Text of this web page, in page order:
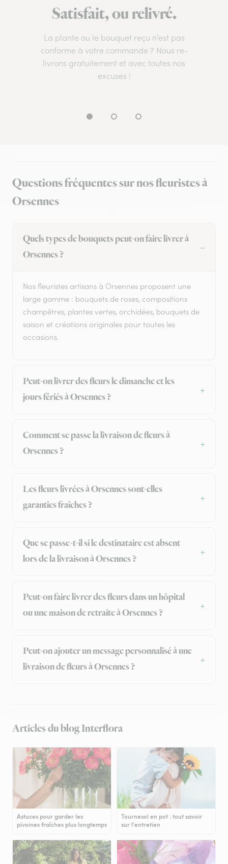
Satisfait, ou relivré.
La plante ou le bouquet reçu n’est pas
conforme à votre commande ? Nous re-
livrons gratuitement et avec toutes nos
excuses !
Questions fréquentes sur nos fleuristes à
Orsennes
Quels types de bouquets peut-on faire livrer à
Orsennes ?
Nos fleuristes artisans à Orsennes proposent une
large gamme : bouquets de roses, compositions
champêtres, plantes vertes, orchidées, bouquets de
saison et créations originales pour toutes les
occasions.
Peut-on livrer des fleurs le dimanche et les
jours fériés à Orsennes ?
Comment se passe la livraison de fleurs à
Orsennes ?
Les fleurs livrées à Orsennes sont-elles
garanties fraîches ?
Que se passe-t-il si le destinataire est absent
lors de la livraison à Orsennes ?
Peut-on faire livrer des fleurs dans un hôpital
ou une maison de retraite à Orsennes ?
Peut-on ajouter un message personnalisé à une
livraison de fleurs à Orsennes ?
Articles du blog Interflora
Astuces pour garder les
pivoines fraîches plus longtemps
Tournesol en pot : tout savoir
sur l'entretien